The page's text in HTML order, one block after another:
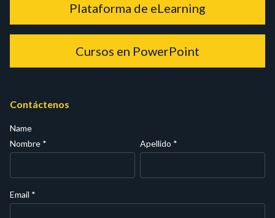
Plataforma de eLearning
Cursos en PowerPoint
Contáctenos
Name
Nombre * Apellido *
Email *